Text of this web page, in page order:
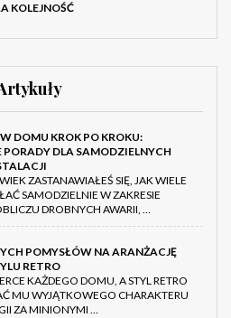
KOLEJNOŚĆ
DOMU KROK PO KROKU:
PORADY DLA SAMODZIELNYCH
ZASTANAWIAŁEŚ SIĘ, JAK WIELE
SAMODZIELNIE W ZAKRESIE
DROBNYCH AWARII, …
POMYSŁÓW NA ARANŻACJĘ
RETRO
KAŻDEGO DOMU, A STYL RETRO
MU WYJĄTKOWEGO CHARAKTERU
ZA MINIONYMI …